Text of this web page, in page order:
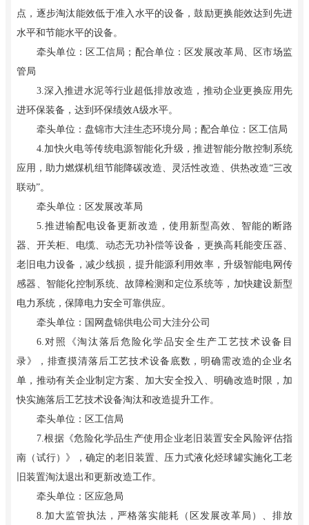
点，逐步淘汰能效低于准入水平的设备，鼓励更换能效达到先进
水平和节能水平的设备。
牵头单位：区工信局；配合单位：区发展改革局、区市场监
管局
3.深入推进水泥等行业超低排放改造，推动企业更换应用先
进环保装备，达到环保绩效A级水平。
牵头单位：盘锦市大洼生态环境分局；配合单位：区工信局
4.加快火电等传统电源智能化升级，推进智能分散控制系统
应用，助力燃煤机组节能降碳改造、灵活性改造、供热改造“三改
联动”。
牵头单位：区发展改革局
5.推进输配电设备更新改造，使用新型高效、智能的断路
器、开关柜、电缆、动态无功补偿等设备，更换高耗能变压器、
老旧电力设备，减少线损，提升能源利用效率，升级智能电网传
感器、智能化控制系统、故障检测和定位系统等，加快建设新型
电力系统，保障电力安全可靠供应。
牵头单位：国网盘锦供电公司大洼分公司
6.对照《淘汰落后危险化学品安全生产工艺技术设备目
录》，排查摸清落后工艺技术设备底数，明确需改造的企业名
单，推动有关企业制定方案、加大安全投入、明确改造时限，加
快实施落后工艺技术设备淘汰和改造提升工作。
牵头单位：区工信局
7.根据《危险化学品生产使用企业老旧装置安全风险评估指
南（试行）》，确定的老旧装置、压力式液化烃球罐实施化工老
旧装置淘汰退出和更新改造工作。
牵头单位：区应急局
8.加大监管执法，严格落实能耗（区发展改革局）、排放